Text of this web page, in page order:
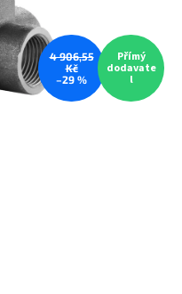
4 906,55
Kč
–29 %
Přímý
dodavate
l